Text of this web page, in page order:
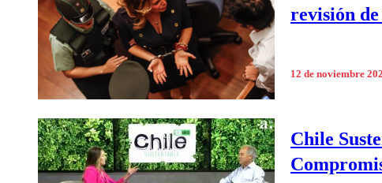
revisión
12 de noviembre
Chile